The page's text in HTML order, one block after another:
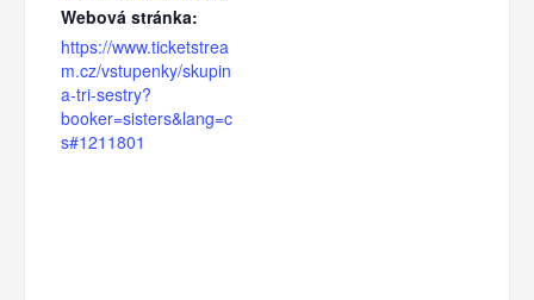
Webová stránka:
https://www.ticketstrea
m.cz/vstupenky/skupin
a-tri-sestry?
booker=sisters&lang=c
s#1211801